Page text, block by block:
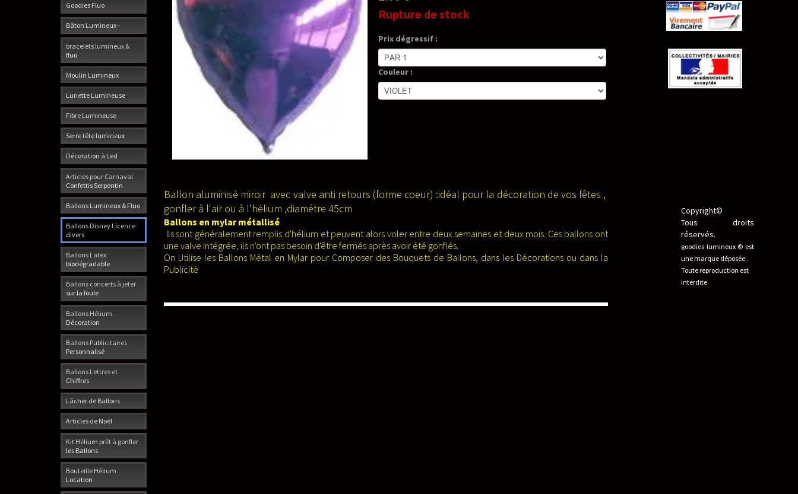
Goodies Fluo
Bâton Lumineux -
bracelets lumineux &
fluo
Moulin Lumineux
Lunette Lumineuse
Fibre Lumineuse
Serre tête lumineux
Décoration à Led
Articles pour Carnaval
Confettis Serpentin
Ballons Lumineux & Fluo
Ballons Disney Licence
divers
Ballons Latex
biodégradable
Ballons concerts à jeter
sur la foule
Ballons Hélium
Décoration
Ballons Publicitaires
Personnalisé
Ballons Lettres et
Chiffres
Lâcher de Ballons
Articles de Noël
Kit Hélium prêt à gonfler
les Ballons
Bouteille Hélium
Location
Copyright©
Tous droits
réservés.
goodies lumineux © est
une marque déposée .
Toute reproduction est
interdite.
Rupture de stock
Prix dégressif :
Couleur :
Ballon aluminisé miroir avec valve anti retours (forme coeur) :idéal pour la décoration de vos fêtes ,
gonfler à l'air ou à l'hélium ,diamétre 45cm
Ballons en mylar métallisé
Ils sont généralement remplis d'hélium et peuvent alors voler entre deux semaines et deux mois. Ces ballons ont
une valve intégrée, ils n'ont pas besoin d'être fermés après avoir été gonflés.
On Utilise les Ballons Métal en Mylar pour Composer des Bouquets de Ballons, dans les Décorations ou dans la
Publicité